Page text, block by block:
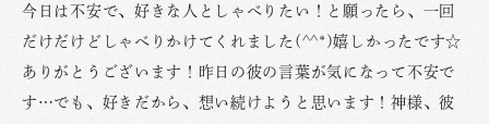
今日は不安で、好きな人としゃべりたい！と願ったら、一回
だけだけどしゃべりかけてくれました(^^*)嬉しかったです☆
ありがとうございます！昨日の彼の言葉が気になって不安で
す…でも、好きだから、想い続けようと思います！神様、彼